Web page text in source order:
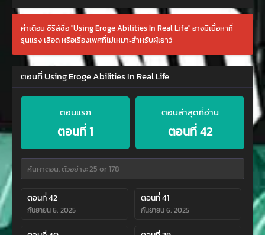
คำเตือน ซีรีส์ชื่อ "Using Eroge Abilities In Real Life" อาจมีเนื้อหาที่
รุนแรง เลือด หรือเรื่องเพศที่ไม่เหมาะสำหรับผู้เยาว์
ตอนที่ Using Eroge Abilities In Real Life
ตอนแรก
ตอนที่ 1
ตอนล่าสุดที่อ่าน
ตอนที่ 42
ตอนที่ 42
กันยายน 6, 2025
ตอนที่ 41
กันยายน 6, 2025